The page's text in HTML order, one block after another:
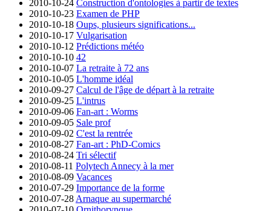
2010-10-24 Construction d'ontologies à partir de textes
2010-10-23 Examen de PHP
2010-10-18 Oups, plusieurs significations...
2010-10-17 Vulgarisation
2010-10-12 Prédictions météo
2010-10-10 42
2010-10-07 La retraite à 72 ans
2010-10-05 L'homme idéal
2010-09-27 Calcul de l'âge de départ à la retraite
2010-09-25 L'intrus
2010-09-06 Fan-art : Worms
2010-09-05 Sale prof
2010-09-02 C'est la rentrée
2010-08-27 Fan-art : PhD-Comics
2010-08-24 Tri sélectif
2010-08-11 Polytech Annecy à la mer
2010-08-09 Vacances
2010-07-29 Importance de la forme
2010-07-28 Arnaque au supermarché